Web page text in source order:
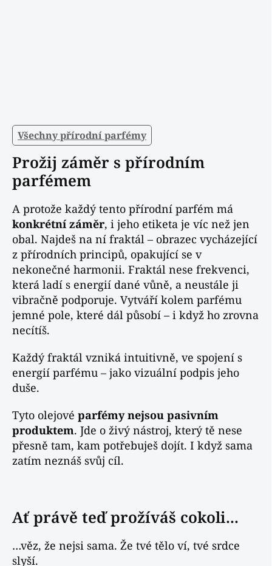
Všechny přírodní parfémy
Prožij záměr s přírodním
parfémem
A protože každý tento přírodní parfém má
konkrétní záměr, i jeho etiketa je víc než jen
obal. Najdeš na ní fraktál – obrazec vycházející
z přírodních principů, opakující se v
nekonečné harmonii. Fraktál nese frekvenci,
která ladí s energií dané vůně, a neustále ji
vibračně podporuje. Vytváří kolem parfému
jemné pole, které dál působí – i když ho zrovna
necítíš.
Každý fraktál vzniká intuitivně, ve spojení s
energií parfému – jako vizuální podpis jeho
duše.
Tyto olejové parfémy nejsou pasivním
produktem. Jde o živý nástroj, který tě nese
přesně tam, kam potřebuješ dojít. I když sama
zatím neznáš svůj cíl.
Ať právě teď prožíváš cokoli...
…věz, že nejsi sama. Že tvé tělo ví, tvé srdce
slyší.